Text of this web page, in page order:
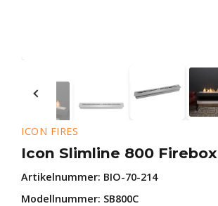
ICON FIRES
Icon Slimline 800 Firebox
Artikelnummer: BIO-70-214
Modellnummer: SB800C